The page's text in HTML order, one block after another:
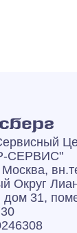
СЕРВИС"
Округ
дом 31,